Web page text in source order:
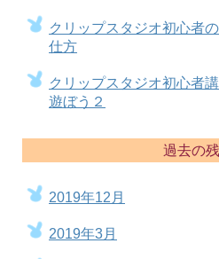
クリップスタジオ初心者
仕方
クリップスタジオ初心者
遊ぼう２
過去の
2019年12月
2019年3月